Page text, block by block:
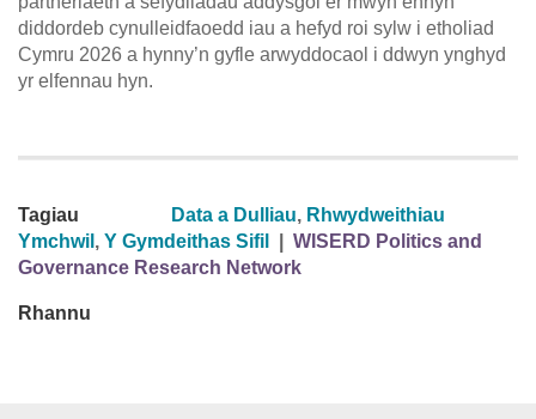
diddordeb cynulleidfaoedd iau a hefyd roi sylw i etholiad
Cymru 2026 a hynny’n gyfle arwyddocaol i ddwyn ynghyd
yr elfennau hyn.
Tagiau Data a Dulliau, Rhwydweithiau
Ymchwil , Y Gymdeithas Sifil
WISERD Politics and
Governance Research Network
Rhannu